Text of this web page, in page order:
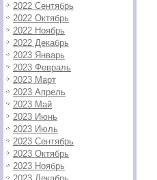
2022 Сентябрь
2022 Октябрь
2022 Ноябрь
2022 Декабрь
2023 Январь
2023 Февраль
2023 Март
2023 Апрель
2023 Май
2023 Июнь
2023 Июль
2023 Сентябрь
2023 Октябрь
2023 Ноябрь